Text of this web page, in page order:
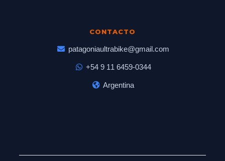
CONTACTO
patagoniaultrabike@gmail.com
+54 9 11 6459-0344
Argentina